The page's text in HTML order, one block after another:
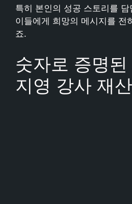
특히 본인의 성공 스토리를
이들에게 희망의 메시지를 전
죠.
숫자로 증명된
지영 강사 재